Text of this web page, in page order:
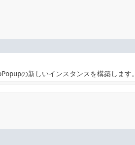
の新しいインスタンスを構築します。